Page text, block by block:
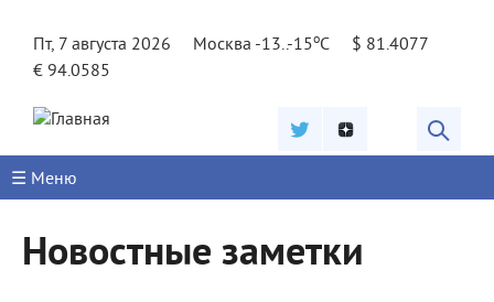
Пт, 7 августа 2026
Москва -13..-15oC
$ 81.4077
€ 94.0585
☰ Меню
Новостные заметки